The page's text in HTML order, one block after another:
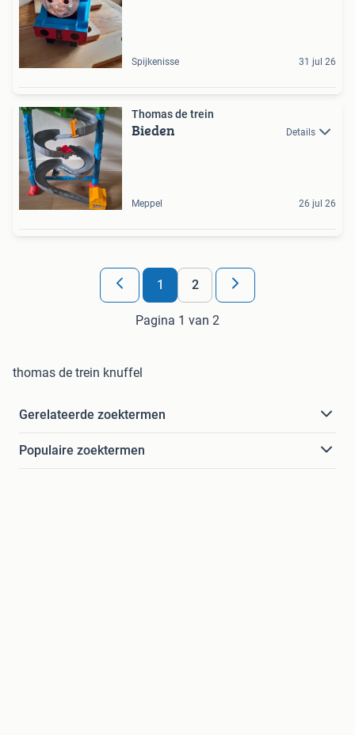
Spijkenisse 31 jul 26
Thomas de trein
Bieden Details
Meppel 26 jul 26
1 2
Pagina 1 van 2
thomas de trein knuffel
Gerelateerde zoektermen
Populaire zoektermen